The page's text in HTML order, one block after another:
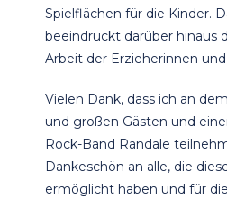
Spielflächen für die Kinder.
beeindruckt darüber hinaus
Arbeit der Erzieherinnen
Vielen Dank, dass ich an
und großen Gästen und
Rock-Band Randale
Dankeschön an alle, die
ermöglicht haben und für